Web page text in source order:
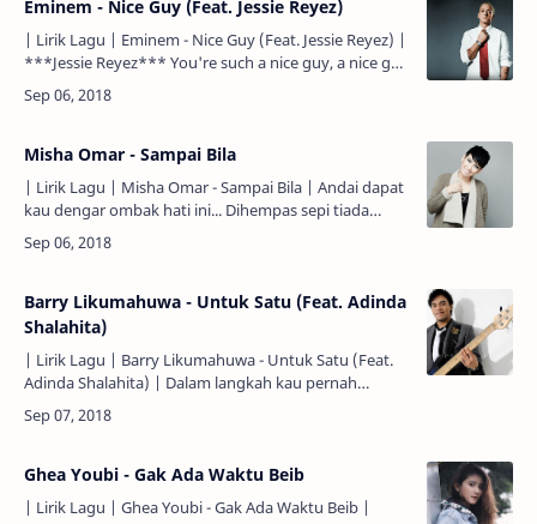
Eminem - Nice Guy (Feat. Jessie Reyez)
| Lirik Lagu | Eminem - Nice Guy (Feat. Jessie Reyez) |
***Jessie Reyez*** You're such a nice guy, a nice guy
You're faithful, you don't lie After the club, yo…
Misha Omar - Sampai Bila
| Lirik Lagu | Misha Omar - Sampai Bila | Andai dapat
kau dengar ombak hati ini... Dihempas sepi tiada
berlagu... Dulu tenang dan dilayari kasihmu... Kini dil…
Barry Likumahuwa - Untuk Satu (Feat. Adinda
Shalahita)
| Lirik Lagu | Barry Likumahuwa - Untuk Satu (Feat.
Adinda Shalahita) | Dalam langkah kau pernah
sendiri... Pencipta pertemukan kita lagi... Amarah ada,
telah…
Ghea Youbi - Gak Ada Waktu Beib
| Lirik Lagu | Ghea Youbi - Gak Ada Waktu Beib |